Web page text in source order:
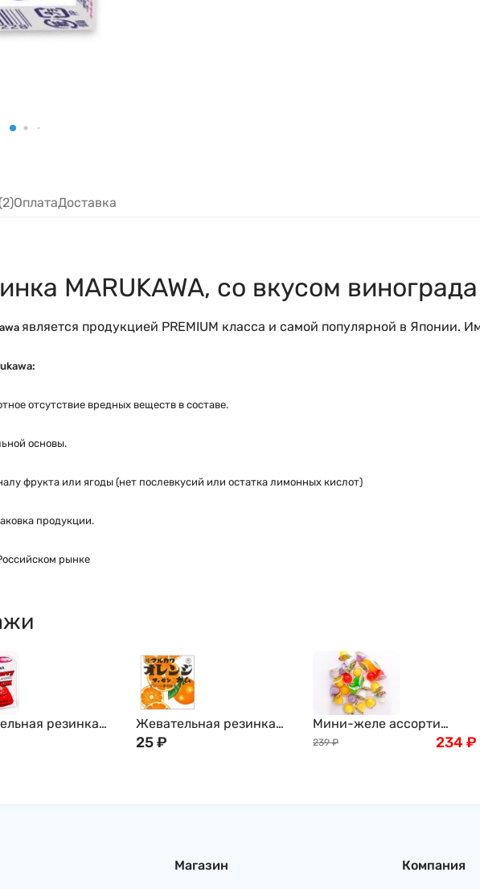
ОплатаДоставка
MARUKAWA, со вкусом
является продукцией PREMIUM класса и самой популярной в
отсутствие вредных веществ в составе.
основы.
фрукта или ягоды (нет послевкусий или остатка лимонных кислот)
продукции.
рынке
резинка
со вкусом
Жевательная резинка
MARUKAWA, со вкусом
25₽
Мини-желе ассорти
тропических вкусов New
239 ₽ 234₽
Магазин Компания